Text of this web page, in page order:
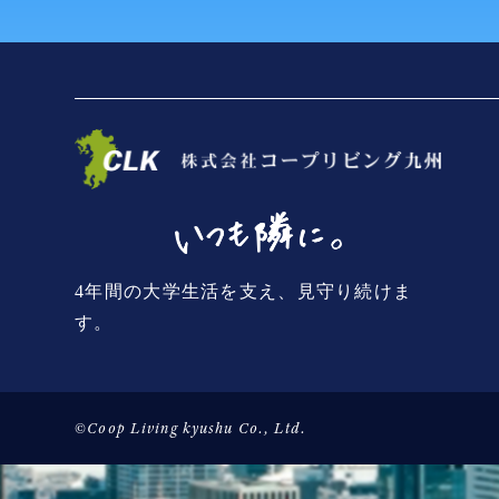
4年間の大学生活を支え、見守り続けま
す。
©Coop Living kyushu Co., Ltd.